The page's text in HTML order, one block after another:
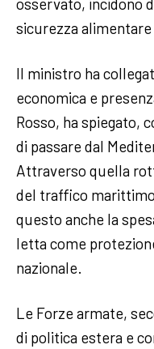
sicurezza
Il ministro ha
economica e
Rosso, ha spiegato,
di passare dal
Attraverso quella
del traffico
questo anche la
letta come
nazionale.
Le Forze armate,
di politica estera e